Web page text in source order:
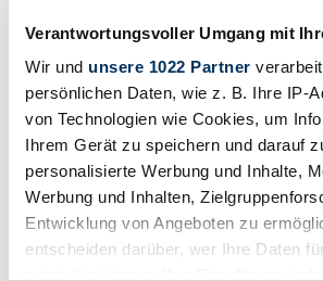
Verantwortungsvoller Umgang mit
Wir und unsere 1022 Partner
persönlichen Daten, wie z. B. Ihre IP-
von Technologien wie Cookies, um
Ihrem Gerät zu speichern und darauf
personalisierte Werbung und Inhalte,
Werbung und Inhalten,
Entwicklung von Angeboten zu
entscheiden darüber, wer Ihre Daten